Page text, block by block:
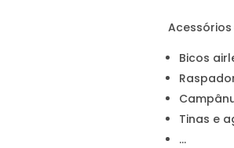
Bicos
Tinas e
…